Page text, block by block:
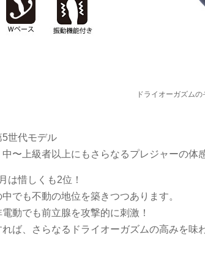
ドライオーガズム
5世代モデル
〜上級者以上にもさらなるプレジャーの体
は惜しくも2位！
でも不動の地位を築きつつあります。
動でも前立腺を攻撃的に刺激！
ば、さらなるドライオーガズムの高みを味